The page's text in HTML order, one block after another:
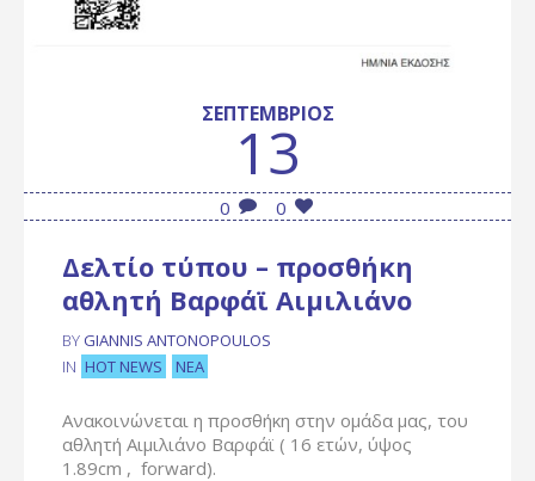
ΣΕΠΤΈΜΒΡΙΟΣ
13
0 0
Δελτίο τύπου – προσθήκη
αθλητή Βαρφάϊ Αιμιλιάνο
BY GIANNIS ANTONOPOULOS
IN HOT NEWS ΝΈΑ
Ανακοινώνεται η προσθήκη στην ομάδα μας, του
αθλητή Αιμιλιάνο Βαρφάϊ ( 16 ετών, ύψος
1.89cm , forward).